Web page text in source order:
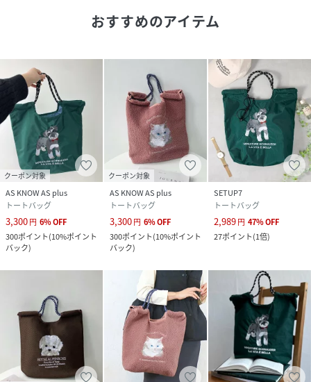
おすすめのアイテム
クーポン対象
AS KNOW AS plus
トートバッグ
3,300円 6%OFF
300ポイント(10%ポイント
バック)
クーポン対象
AS KNOW AS plus
トートバッグ
3,300円 6%OFF
300ポイント(10%ポイント
バック)
SETUP7
トートバッグ
2,989円 47%OFF
27ポイント(1倍)